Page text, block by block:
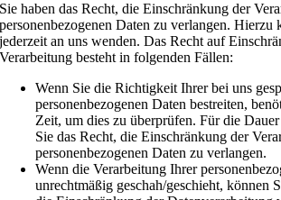
Sie haben das Recht, die Einschränkung der
personenbezogenen Daten zu verlangen. Hierzu
jederzeit an uns wenden. Das Recht auf
Verarbeitung besteht in folgenden Fällen:
Wenn Sie die Richtigkeit Ihrer bei uns
personenbezogenen Daten bestreiten,
Zeit, um dies zu überprüfen. Für die
Sie das Recht, die Einschränkung der
personenbezogenen Daten zu verlangen.
Wenn die Verarbeitung Ihrer
unrechtmäßig geschah/geschieht, können